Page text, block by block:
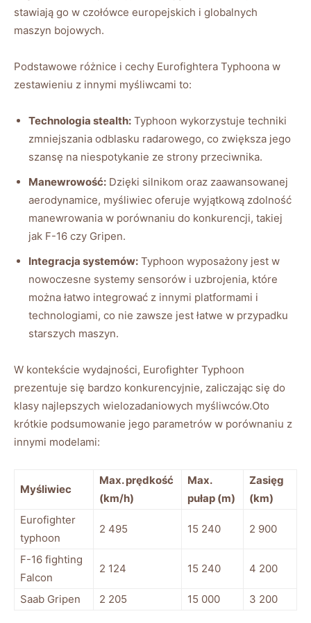
stawiają go w czołówce europejskich i globalnych
maszyn bojowych.
Podstawowe różnice i cechy Eurofightera Typhoona w
zestawieniu z innymi myśliwcami to:
Technologia stealth: Typhoon wykorzystuje techniki
zmniejszania odblasku radarowego, co zwiększa jego
szansę na niespotykanie ze strony przeciwnika.
Manewrowość: Dzięki silnikom oraz zaawansowanej
aerodynamice, myśliwiec oferuje wyjątkową zdolność
manewrowania w porównaniu do konkurencji, takiej
jak F-16 czy Gripen.
Integracja systemów: Typhoon wyposażony jest w
nowoczesne systemy sensorów i uzbrojenia, które
można łatwo integrować z innymi platformami i
technologiami, co nie zawsze jest łatwe w przypadku
starszych maszyn.
W kontekście wydajności, Eurofighter Typhoon
prezentuje się bardzo konkurencyjnie, zaliczając się do
klasy najlepszych wielozadaniowych myśliwców.Oto
krótkie podsumowanie jego parametrów w porównaniu z
innymi modelami:
Myśliwiec
Max. prędkość
(km/h)
Max.
pułap (m)
Zasięg
(km)
Eurofighter
typhoon
2 495 15 240 2 900
F-16 fighting
Falcon
2 124 15 240 4 200
Saab Gripen 2 205 15 000 3 200